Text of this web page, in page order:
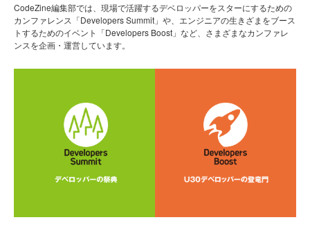
CodeZine編集部では、現場で活躍するデベロッパーをスターにするための
カンファレンス「Developers Summit」や、エンジニアの生きざまをブース
トするためのイベント「Developers Boost」など、さまざまなカンファレ
ンスを企画・運営しています。